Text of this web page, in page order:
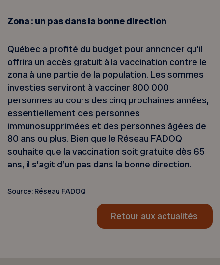
Zona : un pas dans la bonne direction
Québec a profité du budget pour annoncer qu’il
offrira un accès gratuit à la vaccination contre le
zona à une partie de la population. Les sommes
investies serviront à vacciner 800 000
personnes au cours des cinq prochaines années,
essentiellement des personnes
immunosupprimées et des personnes âgées de
80 ans ou plus. Bien que le Réseau FADOQ
souhaite que la vaccination soit gratuite dès 65
ans, il s’agit d’un pas dans la bonne direction.
Source: Réseau FADOQ
Retour aux actualités